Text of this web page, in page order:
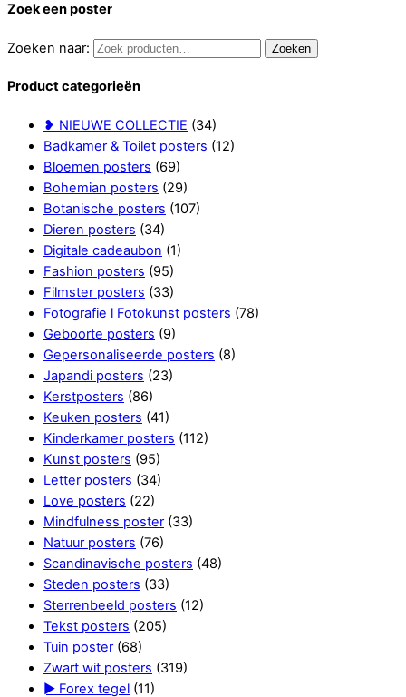
Zoek een poster
Zoeken naar: Zoeken
Product categorieën
❥ NIEUWE COLLECTIE (34)
Badkamer & Toilet posters (12)
Bloemen posters (69)
Bohemian posters (29)
Botanische posters (107)
Dieren posters (34)
Digitale cadeaubon (1)
Fashion posters (95)
Filmster posters (33)
Fotografie l Fotokunst posters (78)
Geboorte posters (9)
Gepersonaliseerde posters (8)
Japandi posters (23)
Kerstposters (86)
Keuken posters (41)
Kinderkamer posters (112)
Kunst posters (95)
Letter posters (34)
Love posters (22)
Mindfulness poster (33)
Natuur posters (76)
Scandinavische posters (48)
Steden posters (33)
Sterrenbeeld posters (12)
Tekst posters (205)
Tuin poster (68)
Zwart wit posters (319)
► Forex tegel (11)